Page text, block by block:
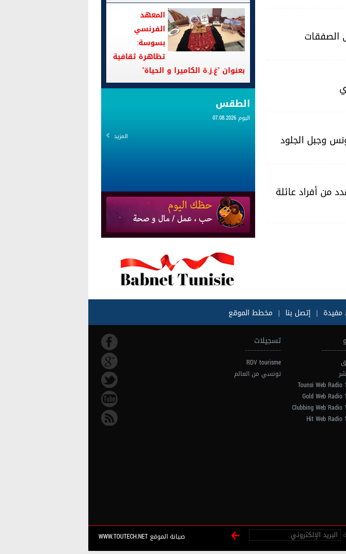
الصفقات
وجبل الجلود
من أفراد عائلة
المعهد
الفرنسي
بسوسة:
تظاهرة ثقافية
بعنوان "غ.ز.ة الكاميرا و الحياة"
الطقس
اليوم 07.08.2026
المزيد
مفيدة | إتصل بنا | مخطط الموقع
تسجيلات
RDV tourisme
تونسي من العالم
صيانة الموقع WWW.TOUTECH.NET